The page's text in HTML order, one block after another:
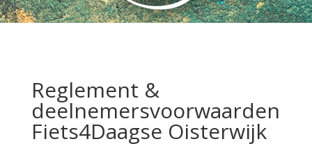
Reglement &
deelnemersvoorwaarden
Fiets4Daagse Oisterwijk